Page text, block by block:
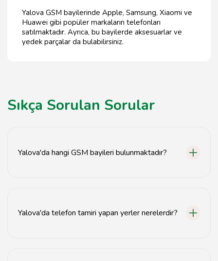
Yalova GSM bayilerinde Apple, Samsung, Xiaomi ve
Huawei gibi popüler markaların telefonları
satılmaktadır. Ayrıca, bu bayilerde aksesuarlar ve
yedek parçalar da bulabilirsiniz.
Sıkça Sorulan Sorular
Yalova'da hangi GSM bayileri bulunmaktadır?
Yalova'da telefon tamiri yapan yerler nerelerdir?